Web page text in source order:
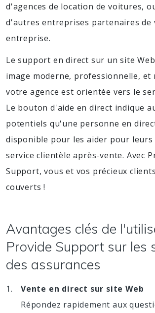
d'agences de location de voitures,
d'autres entreprises partenaires de
entreprise.
Le support en direct sur un site
image moderne, professionnelle, et
votre agence est orientée vers le
Le bouton d'aide en direct indique
potentiels qu'une personne en
disponible pour les aider pour leurs
service clientèle après-vente. Avec
Support, vous et vos précieux
couverts !
Avantages clés de
Provide Support sur les
des assurances
Vente en direct sur site Web
Répondez rapidement aux